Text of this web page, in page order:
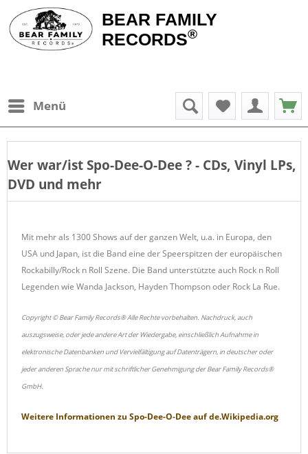
BEAR FAMILY
RECORDS®
Menü
Wer war/ist Spo-Dee-O-Dee? - CDs, Vinyl LPs,
DVD und mehr
Mit mehr als 1300 Shows auf der ganzen Welt, u.a. in Europa, den
USA und Japan, ist die Band eine der Speerspitzen der europäischen
Rockabilly/Rock n Roll Szene. Die Band unterstützte auch Rock n Roll
Legenden wie Wanda Jackson, Hayden Thompson oder Rock La Rue.
Copyright © Bear Family Records® Alle Rechte vorbehalten. Nachdruck, auch
auszugsweise, oder jede andere Art der Wiedergabe, einschließlich Aufnahme in
elektronische Datenbanken und Vervielfältigung auf Datenträgern, in deutscher oder
jeder anderen Sprache nur mit schriftlicher Genehmigung der Bear Family Records®
GmbH.
Weitere Informationen zu Spo-Dee-O-Deeaufde.Wikipedia.org